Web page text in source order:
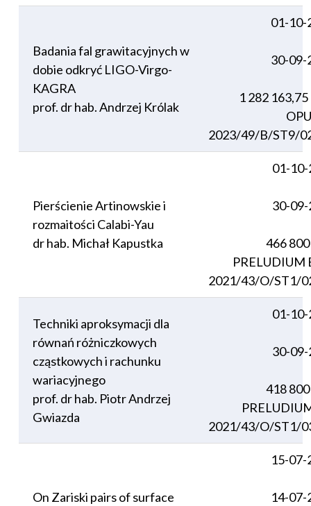
Badania fal grawitacyjnych w
dobie odkryć LIGO-Virgo-
KAGRA
prof. dr hab. Andrzej Królak
01-10-
30-09-
1 282
2023/49/B/ST9/
Pierścienie Artinowskie i
rozmaitości Calabi-Yau
dr hab. Michał Kapustka
01-
30-
466
PRELUDIUM
2021/43/O/ST1/
Techniki aproksymacji dla
równań różniczkowych
cząstkowych i rachunku
wariacyjnego
prof. dr hab. Piotr Andrzej
Gwiazda
01-
30-
418
2021/43/O/ST1/
On Zariski pairs of surface
15-07-
14-07-